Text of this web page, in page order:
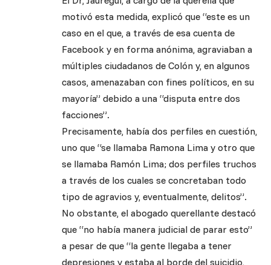
motivó esta medida, explicó que “este es un
caso en el que, a través de esa cuenta de
Facebook y en forma anónima, agraviaban a
múltiples ciudadanos de Colón y, en algunos
casos, amenazaban con fines políticos, en su
mayoría” debido a una “disputa entre dos
facciones”.
Precisamente, había dos perfiles en cuestión,
uno que “se llamaba Ramona Lima y otro que
se llamaba Ramón Lima; dos perfiles truchos
a través de los cuales se concretaban todo
tipo de agravios y, eventualmente, delitos”.
No obstante, el abogado querellante destacó
que “no había manera judicial de parar esto”
a pesar de que “la gente llegaba a tener
depresiones y estaba al borde del suicidio,